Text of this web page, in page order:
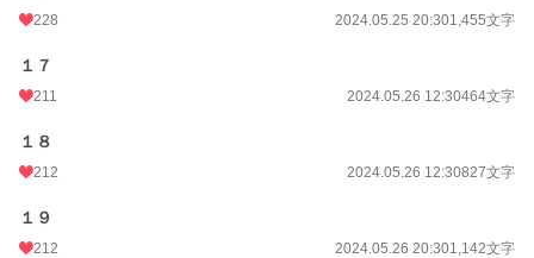
228 2024.05.25 20:301,455文字
１７
211 2024.05.26 12:30464文字
１８
212 2024.05.26 12:30827文字
１９
212 2024.05.26 20:301,142文字